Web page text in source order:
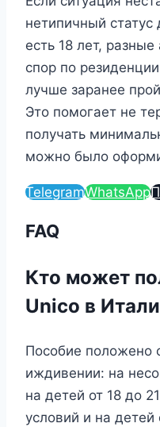
нетипичный
есть 18 лет,
спор по
лучше заранее
Это помогает не
получать
можно было
TelegramWhatsApp
FAQ
Кто может
Unico в
Пособие положено
иждивении: на
на детей от 18 до
условий и на